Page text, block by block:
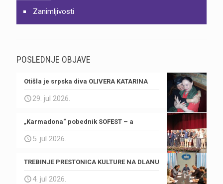
Zanimljivosti
POSLEDNJE OBJAVE
Otišla je srpska diva OLIVERA KATARINA
29. jul 2026.
„Karmadona“ pobednik SOFEST – a
5. jul 2026.
TREBINJE PRESTONICA KULTURE NA DLANU
4. jul 2026.